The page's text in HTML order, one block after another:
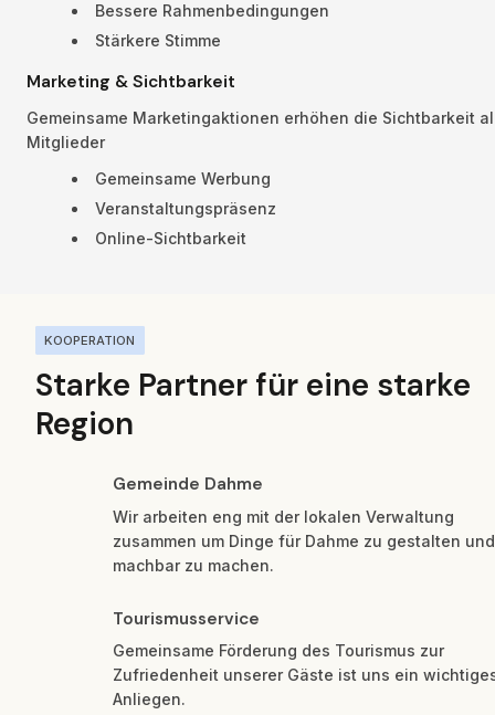
Bessere Rahmenbedingungen
Stärkere Stimme
Marketing & Sichtbarkeit
Gemeinsame Marketingaktionen erhöhen die Sichtbarkeit
Mitglieder
Gemeinsame Werbung
Veranstaltungspräsenz
Online-Sichtbarkeit
KOOPERATION
Starke Partner für eine starke
Region
Gemeinde Dahme
Wir arbeiten eng mit der lokalen Verwaltung
zusammen um Dinge für Dahme zu gestalten und
machbar zu machen.
Tourismusservice
Gemeinsame Förderung des Tourismus zur
Zufriedenheit unserer Gäste ist uns ein
Anliegen.